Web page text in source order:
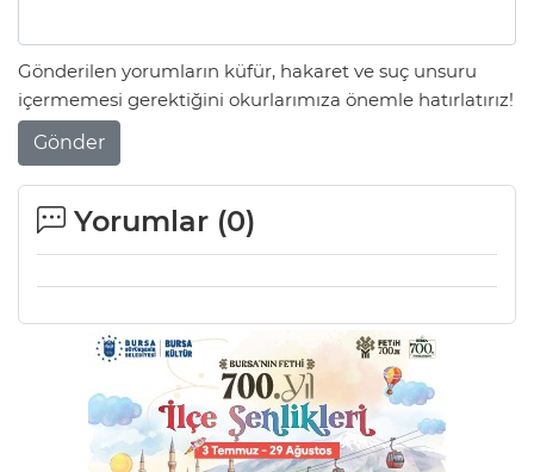
Gönderilen yorumların küfür, hakaret ve suç unsuru
içermemesi gerektiğini okurlarımıza önemle hatırlatırız!
Gönder
Yorumlar (0)